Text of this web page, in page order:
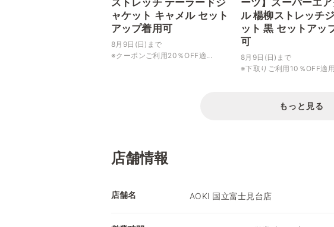
ストレッチ テーラードジ
ャケット キャメル セット
アップ着用可
8月9日(日)まで
※クーポンご利用20％OFF適...
ーツ】スーパーエ
ル 楊柳ストレッチ
ット 黒 セットアッ
可
8月9日(日)まで
※下取りご利用10％OFF適
もっと見る
店舗情報
店舗名 AOKI 国立富士見台店